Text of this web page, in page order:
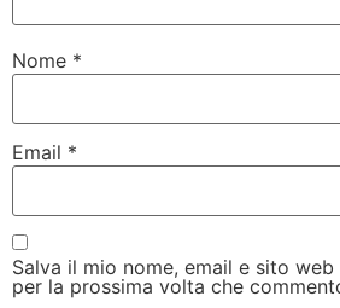
Nome *
Email *
Salva il mio nome, email e sito
per la prossima volta che